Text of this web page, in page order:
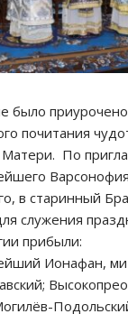
было
почитания
Матери. По
в старинный
служения
прибыли:
Ионафан,